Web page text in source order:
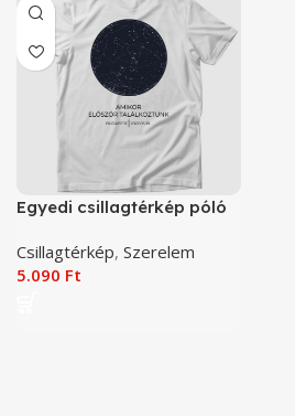
Egyedi csillagtérkép póló
Csillagtérkép, Szerelem
5.090 Ft